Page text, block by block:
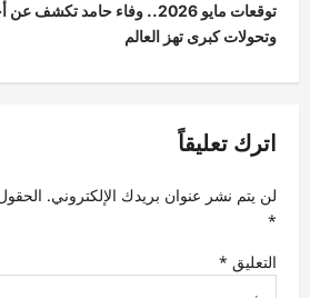
ا
ل
م
ا
ل
ا
ت
توقعات مايو 2026.. وفاء حامد
وتحولات كبرى تهز العالم
اترك تعليقاً
لن يتم نشر عنوان بريدك الإلكتروني.
*
التعليق *